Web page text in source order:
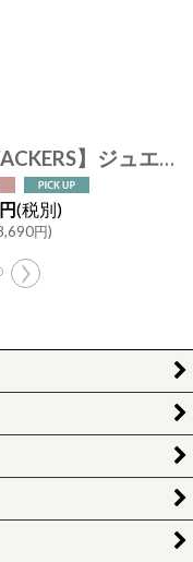
【STACKERS】ジュエリーロール Jewellery Roll パテントパティ Patent Putty エナメル スタッカーズ ロンドン イギリス ジュエリーケース
円(税別)
円)